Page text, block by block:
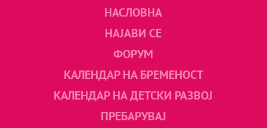
НАСЛОВНА
НАЈАВИ СЕ
ФОРУМ
КАЛЕНДАР НА БРЕМЕНОСТ
КАЛЕНДАР НА ДЕТСКИ РАЗВОЈ
ПРЕБАРУВАЈ